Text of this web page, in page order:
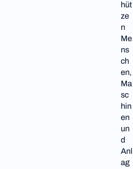
hüt
ze
n
Me
ns
ch
en,
Ma
sc
hin
en
un
d
Anl
ag